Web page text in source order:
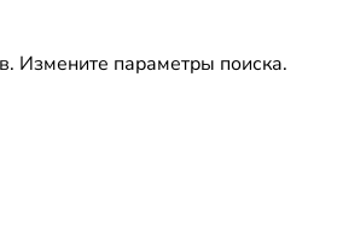
Измените параметры поиска.